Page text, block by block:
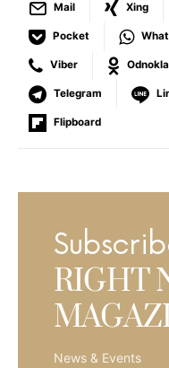
Mail Xing
Pocket
Viber
Telegram
Flipboard
RIGHT
News & Events